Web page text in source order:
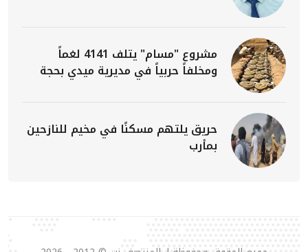
مشروع "مسام" يتلف 4141 لغماً
ومخلفاً حربياً في مديرية ميدي بحجة
حريق يلتهم مسكنًا في مخيم للنازحين
بمأرب